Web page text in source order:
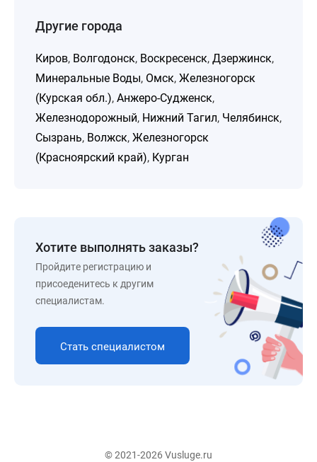
Другие города
Киров, Волгодонск, Воскресенск, Дзержинск,
Минеральные Воды, Омск, Железногорск
(Курская обл.), Анжеро-Судженск,
Железнодорожный, Нижний Тагил, Челябинск,
Сызрань, Волжск, Железногорск
(Красноярский край), Курган
Хотите выполнять заказы?
Пройдите регистрацию и
присоеденитесь к другим
специалистам.
Стать специалистом
© 2021-2026 Vusluge.ru